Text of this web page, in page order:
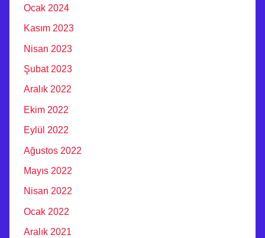
V
E
A
Ç
O
J
E
İ
R
M
Ocak 2024
Kasım 2023
Nisan 2023
Şubat 2023
Aralık 2022
Ekim 2022
Eylül 2022
Ağustos 2022
Mayıs 2022
Nisan 2022
Ocak 2022
Aralık 2021